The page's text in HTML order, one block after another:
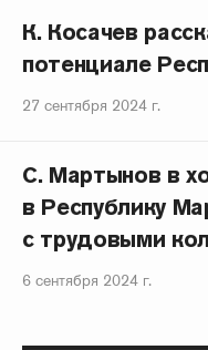
К. Косачев
потенциале
27 сентября 2024 г.
С. Мартынов в
в Республику
с трудовыми
6 сентября 2024 г.